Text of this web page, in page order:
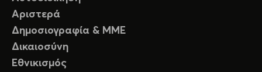
Αριστερά
Δημοσιογραφία & ΜΜΕ
Δικαιοσύνη
Εθνικισμός